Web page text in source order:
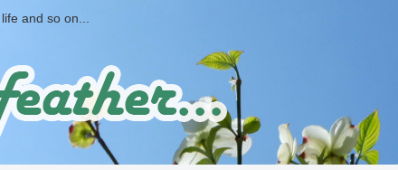
and so on...